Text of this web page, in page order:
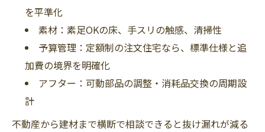
を平準化
素材：素足OKの床、手スリの触感、清掃性
予算管理：定額制の注文住宅なら、標準仕様と追
加費の境界を明確化
アフター：可動部品の調整・消耗品交換の周期設
計
不動産から建材まで横断で相談できると抜け漏れが減る